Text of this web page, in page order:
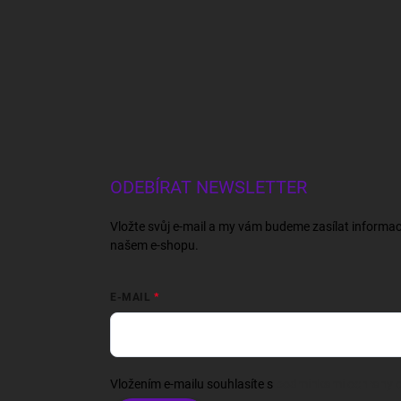
ODEBÍRAT NEWSLETTER
Vložte svůj e-mail a my vám budeme zasílat
našem e-shopu.
E-MAIL
Vložením e-mailu souhlasíte s